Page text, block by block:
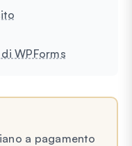
WPForms
a pagamento